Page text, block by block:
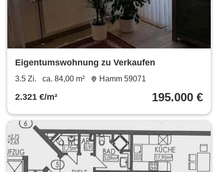
Eigentumswohnung zu Verkaufen
3.5 Zi. ca. 84,00 m² Hamm 59071
2.321 €/m² 195.000 €